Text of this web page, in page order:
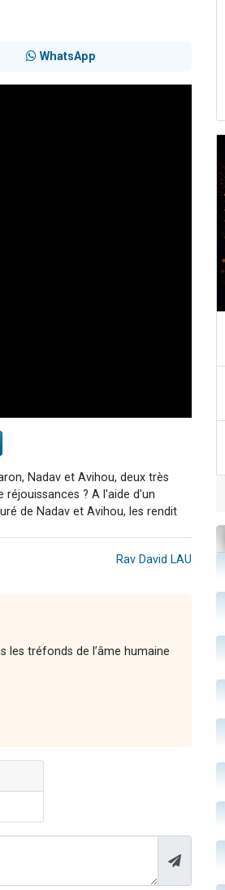
WhatsApp
Nadav et Avihou, deux très
? A l'aide d'un
de Nadav et Avihou, les rendit
Rav David LAU
les tréfonds de l’âme humaine